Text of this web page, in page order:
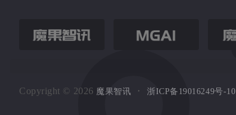
Copyright © 2026 魔果智讯 ・ 浙ICP备19016249号-10